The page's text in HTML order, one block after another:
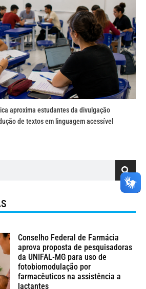
aproxima estudantes da divulgação
de textos em linguagem acessível
Conselho Federal de Farmácia
aprova proposta de pesquisadoras
da UNIFAL-MG para uso de
fotobiomodulação por
farmacêuticos na assistência a
lactantes